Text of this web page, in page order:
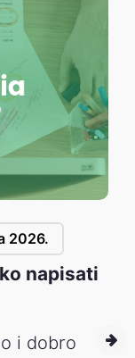
2026.
napisati
i dobro